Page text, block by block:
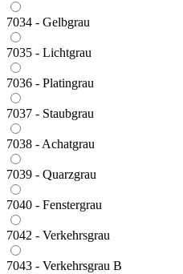
7034 - Gelbgrau
7035 - Lichtgrau
7036 - Platingrau
7037 - Staubgrau
7038 - Achatgrau
7039 - Quarzgrau
7040 - Fenstergrau
7042 - Verkehrsgrau
7043 - Verkehrsgrau B